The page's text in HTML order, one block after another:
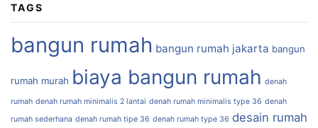
TAGS
bangun rumah bangun rumah jakarta bangun
rumah murah biaya bangun rumah denah
rumah denah rumah minimalis 2 lantai denah rumah minimalis type 36 denah
rumah sederhana denah rumah tipe 36 denah rumah type 36 desain rumah